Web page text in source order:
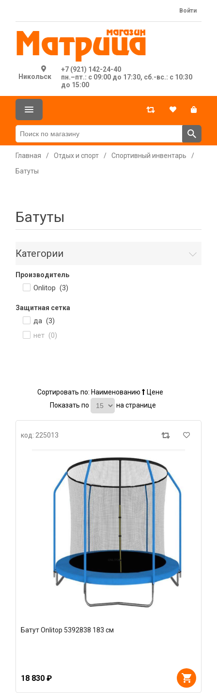
Никольск
+7 (921) 142-24-40
пн.–пт.: с 09:00 до 17:30, сб.-вс.: с 10:30
до 15:00
Войти
Главная / Отдых и спорт / Спортивный инвентарь
/
Батуты
Батуты
Категории
Производитель
Onlitop (3)
Защитная сетка
да (3)
нет (0)
Сортировать по: Наименованию
Цене
Показать по
на странице
код: 225013
Батут Onlitop 5392838 183 см
18 830 ₽